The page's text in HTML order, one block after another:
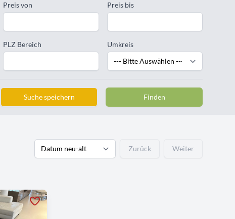
Preis von Preis bis
PLZ Bereich Umkreis
Suche speichern Finden
Zurück Weiter